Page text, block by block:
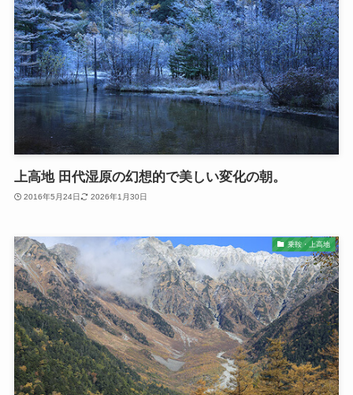
上高地 田代湿原の幻想的で美しい変化の朝。
2016年5月24日 2026年1月30日
乗鞍・上高地